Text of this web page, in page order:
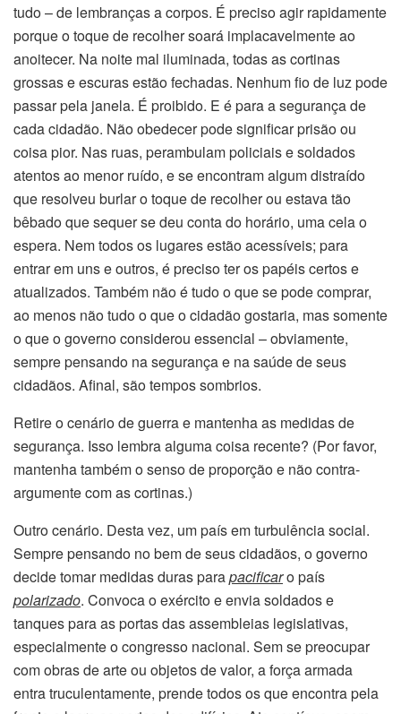
tudo – de lembranças a corpos. É preciso agir rapidamente
porque o toque de recolher soará implacavelmente ao
anoitecer. Na noite mal iluminada, todas as cortinas
grossas e escuras estão fechadas. Nenhum fio de luz pode
passar pela janela. É proibido. E é para a segurança de
cada cidadão. Não obedecer pode significar prisão ou
coisa pior. Nas ruas, perambulam policiais e soldados
atentos ao menor ruído, e se encontram algum distraído
que resolveu burlar o toque de recolher ou estava tão
bêbado que sequer se deu conta do horário, uma cela o
espera. Nem todos os lugares estão acessíveis; para
entrar em uns e outros, é preciso ter os papéis certos e
atualizados. Também não é tudo o que se pode comprar,
ao menos não tudo o que o cidadão gostaria, mas somente
o que o governo considerou essencial – obviamente,
sempre pensando na segurança e na saúde de seus
cidadãos. Afinal, são tempos sombrios.
Retire o cenário de guerra e mantenha as medidas de
segurança. Isso lembra alguma coisa recente? (Por favor,
mantenha também o senso de proporção e não contra-
argumente com as cortinas.)
Outro cenário. Desta vez, um país em turbulência social.
Sempre pensando no bem de seus cidadãos, o governo
decide tomar medidas duras parapacificaro país
polarizado. Convoca o exército e envia soldados e
tanques para as portas das assembleias legislativas,
especialmente o congresso nacional. Sem se preocupar
com obras de arte ou objetos de valor, a força armada
entra truculentamente, prende todos os que encontra pela